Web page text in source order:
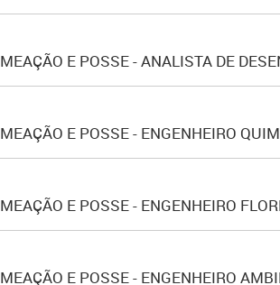
E POSSE - ANALISTA DE
E POSSE - ENGENHEIRO
E POSSE - ENGENHEIRO
E POSSE - ENGENHEIRO